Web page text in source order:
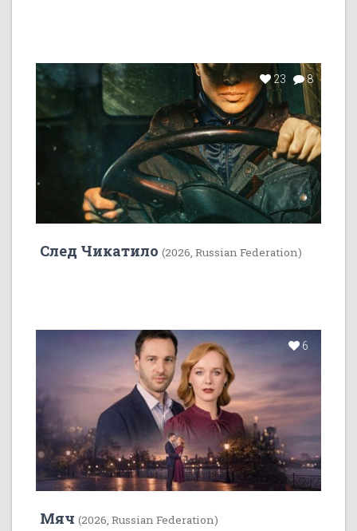
23 8
След Чикатило (2026, Russian Federation)
6
Мяч (2026, Russian Federation)